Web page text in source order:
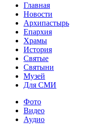
Главная
Новости
Архипастырь
Епархия
Храмы
История
Святые
Святыни
Музей
Для СМИ
Фото
Видео
Аудио